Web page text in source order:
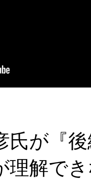
氏が『
理解で